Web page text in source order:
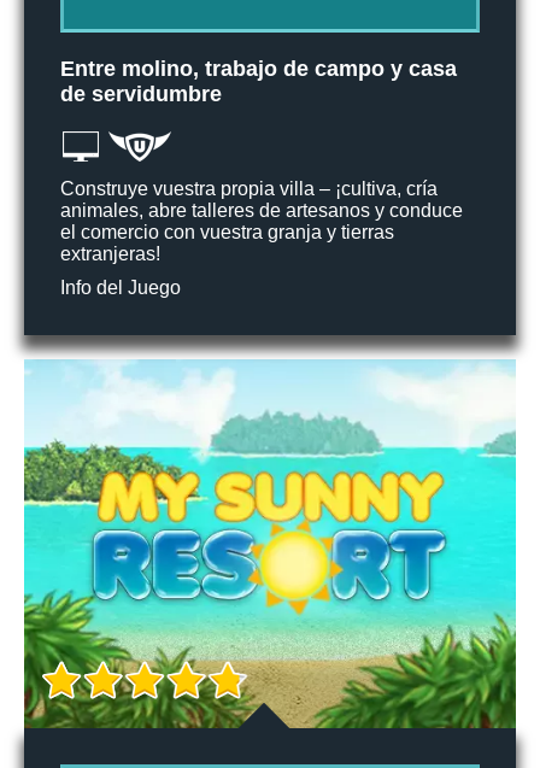
Entre molino, trabajo de campo y casa
de servidumbre
Construye vuestra propia villa – ¡cultiva, cría
animales, abre talleres de artesanos y conduce
el comercio con vuestra granja y tierras
extranjeras!
Info del Juego